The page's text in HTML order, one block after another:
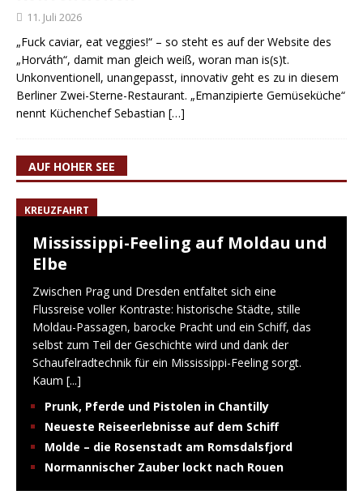
11. Juli 2026
„Fuck caviar, eat veggies!“ – so steht es auf der Website des
„Horváth“, damit man gleich weiß, woran man is(s)t.
Unkonventionell, unangepasst, innovativ geht es zu in diesem
Berliner Zwei-Sterne-Restaurant. „Emanzipierte Gemüseküche“
nennt Küchenchef Sebastian […]
AUF HOHER SEE
KREUZFAHRT
Mississippi-Feeling auf Moldau und
Elbe
Zwischen Prag und Dresden entfaltet sich eine
Flussreise voller Kontraste: historische Städte, stille
Moldau-Passagen, barocke Pracht und ein Schiff, das
selbst zum Teil der Geschichte wird und dank der
Schaufelradtechnik für ein Mississippi-Feeling sorgt.
Kaum [...]
Prunk, Pferde und Pistolen in Chantilly
Neueste Reiseerlebnisse auf dem Schiff
Molde – die Rosenstadt am Romsdalsfjord
Normannischer Zauber lockt nach Rouen